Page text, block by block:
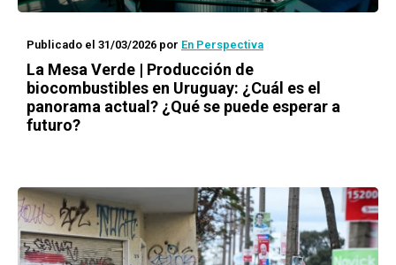
Publicado el 31/03/2026 por En Perspectiva
La Mesa Verde | Producción de
biocombustibles en Uruguay: ¿Cuál es el
panorama actual? ¿Qué se puede esperar a
futuro?